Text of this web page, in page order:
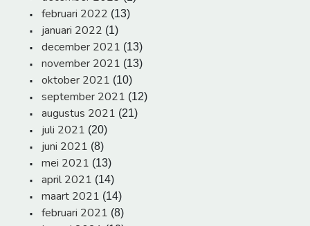
februari 2022 (13)
januari 2022 (1)
december 2021 (13)
november 2021 (13)
oktober 2021 (10)
september 2021 (12)
augustus 2021 (21)
juli 2021 (20)
juni 2021 (8)
mei 2021 (13)
april 2021 (14)
maart 2021 (14)
februari 2021 (8)